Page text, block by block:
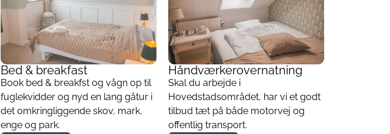
Bed & breakfast
Book bed & breakfst og vågn op til
fuglekvidder og nyd en lang gåtur i
det omkringliggende skov, mark,
enge og park.
Håndværkerovernatning
Skal du arbejde i
Hovedstadsområdet, har vi et godt
tilbud tæt på både motorvej og
offentlig transport.